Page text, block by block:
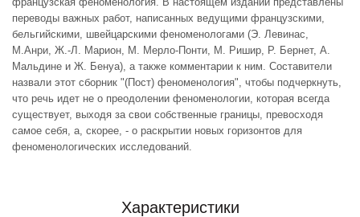
переводы важных работ, написанных ведущими французскими,
бельгийскими, швейцарскими феноменологами (Э. Левинас,
М.Анри, Ж.-Л. Марион, М. Мерло-Понти, М. Ришир, Р. Бернет, А.
Мальдине и Ж. Бенуа), а также комментарии к ним. Составители
назвали этот сборник "(Пост) феноменология", чтобы подчеркнуть,
что речь идет не о преодолении феноменологии, которая всегда
существует, выходя за свои собственные границы, превосходя
самое себя, а, скорее, - о раскрытии новых горизонтов для
феноменологических исследований.
Характеристики